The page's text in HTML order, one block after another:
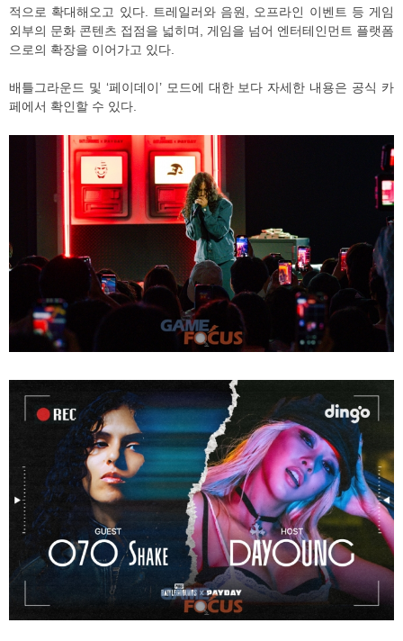
적으로 확대해오고 있다. 트레일러와 음원, 오프라인 이벤트 등 게임
외부의 문화 콘텐츠 접점을 넓히며, 게임을 넘어 엔터테인먼트 플랫폼
으로의 확장을 이어가고 있다.
배틀그라운드 및 ‘페이데이’ 모드에 대한 보다 자세한 내용은 공식 카
페에서 확인할 수 있다.